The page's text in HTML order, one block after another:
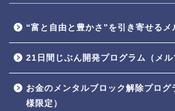
“富と自由と豊かさ”を引き寄せるメ
21日間じぶん開発プログラム（メル
お金のメンタルブロック解除プログ
様限定）